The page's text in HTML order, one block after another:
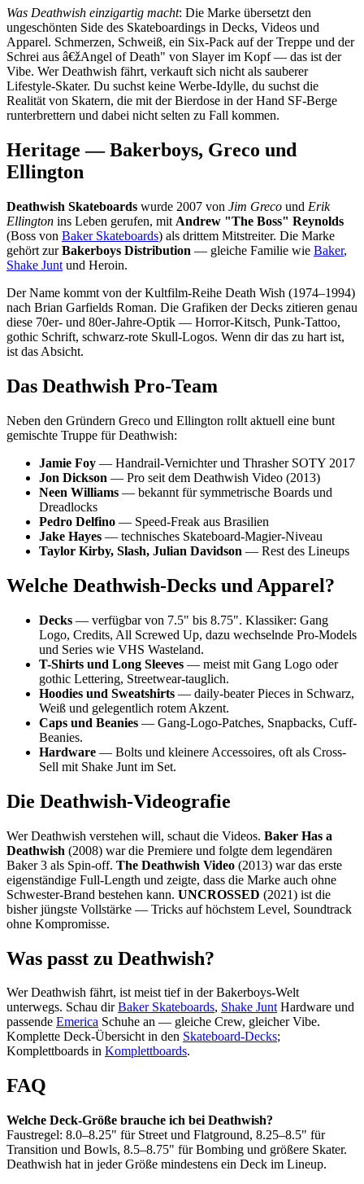
Was Deathwish einzigartig macht: Die Marke übersetzt den
ungeschönten Side des Skateboardings in Decks, Videos und
Apparel. Schmerzen, Schweiß, ein Six-Pack auf der Treppe und der
Schrei aus â€žAngel of Death" von Slayer im Kopf — das ist der
Vibe. Wer Deathwish fährt, verkauft sich nicht als sauberer
Lifestyle-Skater. Du suchst keine Werbe-Idylle, du suchst die
Realität von Skatern, die mit der Bierdose in der Hand SF-Berge
runterbrettern und dabei nicht selten zu Fall kommen.
Heritage — Bakerboys, Greco und
Ellington
Deathwish Skateboards wurde 2007 von Jim Greco und Erik
Ellington ins Leben gerufen, mit Andrew "The Boss" Reynolds
(Boss von Baker Skateboards) als drittem Mitstreiter. Die Marke
gehört zurBakerboys Distribution — gleiche Familie wie Baker,
Shake Junt und Heroin.
Der Name kommt von der Kultfilm-Reihe Death Wish (1974–1994)
nach Brian Garfields Roman. Die Grafiken der Decks zitieren genau
diese 70er- und 80er-Jahre-Optik — Horror-Kitsch, Punk-Tattoo,
gothic Schrift, schwarz-rote Skull-Logos. Wenn dir das zu hart ist,
ist das Absicht.
Das Deathwish Pro-Team
Neben den Gründern Greco und Ellington rollt aktuell eine bunt
gemischte Truppe für Deathwish:
Jamie Foy — Handrail-Vernichter und Thrasher SOTY 2017
Jon Dickson — Pro seit dem Deathwish Video (2013)
Neen Williams — bekannt für symmetrische Boards und
Dreadlocks
Pedro Delfino — Speed-Freak aus Brasilien
Jake Hayes — technisches Skateboard-Magier-Niveau
Taylor Kirby, Slash, Julian Davidson — Rest des Lineups
Welche Deathwish-Decks und Apparel?
Decks — verfügbar von 7.5" bis 8.75". Klassiker: Gang
Logo, Credits, All Screwed Up, dazu wechselnde Pro-Models
und Series wie VHS Wasteland.
T-Shirts und Long Sleeves — meist mit Gang Logo oder
gothic Lettering, Streetwear-tauglich.
Hoodies und Sweatshirts — daily-beater Pieces in Schwarz,
Weiß und gelegentlich rotem Akzent.
Caps und Beanies — Gang-Logo-Patches, Snapbacks, Cuff-
Beanies.
Hardware — Bolts und kleinere Accessoires, oft als Cross-
Sell mit Shake Junt im Set.
Die Deathwish-Videografie
Wer Deathwish verstehen will, schaut die Videos. Baker Has a
Deathwish (2008) war die Premiere und folgte dem legendären
Baker 3 als Spin-off. The Deathwish Video (2013) war das erste
eigenständige Full-Length und zeigte, dass die Marke auch ohne
Schwester-Brand bestehen kann. UNCROSSED (2021) ist die
bisher jüngste Vollstärke — Tricks auf höchstem Level, Soundtrack
ohne Kompromisse.
Was passt zu Deathwish?
Wer Deathwish fährt, ist meist tief in der Bakerboys-Welt
unterwegs. Schau dirBaker Skateboards, Shake JuntHardware und
passende Emerica Schuhe an — gleiche Crew, gleicher Vibe.
Komplette Deck-Übersicht in den Skateboard-Decks;
Komplettboards in Komplettboards.
FAQ
Welche Deck-Größe brauche ich bei Deathwish?
Faustregel: 8.0–8.25" für Street und Flatground, 8.25–8.5" für
Transition und Bowls, 8.5–8.75" für Bombing und größere Skater.
Deathwish hat in jeder Größe mindestens ein Deck im Lineup.